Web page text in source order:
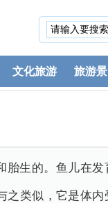
文化旅游 旅游
生的。鱼儿在
类似，它是体